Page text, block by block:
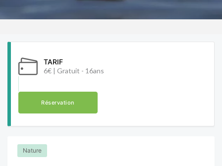
TARIF
6€ | Gratuit - 16ans
Réservation
Nature